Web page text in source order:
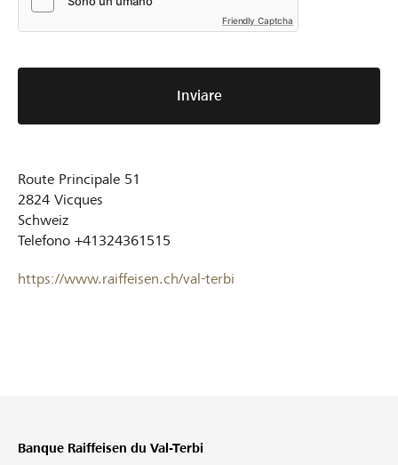
Friendly Captcha
Inviare
Route Principale 51
2824 Vicques
Schweiz
Telefono +41324361515
https://www.raiffeisen.ch/val-terbi
Banque Raiffeisen du Val-Terbi